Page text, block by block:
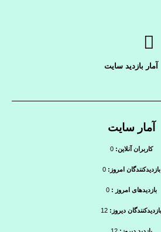
آمار بازدید سایت
آمار سایت
کاربران آنلاین:0
بازدیدکنندگان امروز: 0
بازدیدهای امروز : 0
بازدیدکنندگان دیروز: